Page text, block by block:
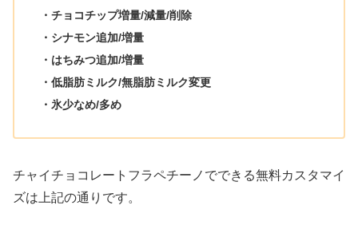
・チョコチップ増量/減量/削除
・シナモン追加/増量
・はちみつ追加/増量
・低脂肪ミルク/無脂肪ミルク変更
・氷少なめ/多め
チャイチョコレートフラペチーノでできる無料カスタマイ
ズは上記の通りです。